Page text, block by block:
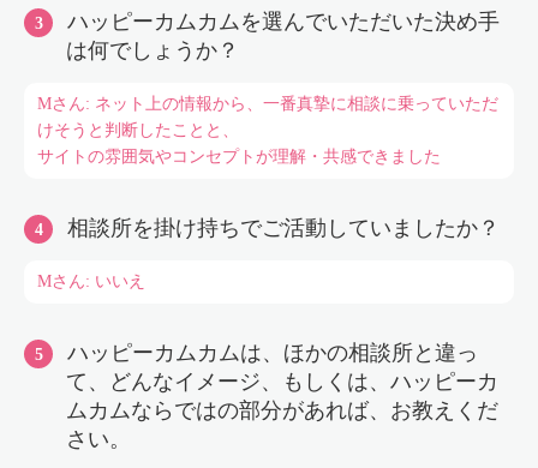
ハッピーカムカムを選んでいただいた決め手
は何でしょうか？
Mさん: ネット上の情報から、一番真摯に相談に乗っていただ
けそうと判断したことと、
サイトの雰囲気やコンセプトが理解・共感できました
相談所を掛け持ちでご活動していましたか？
Mさん: いいえ
ハッピーカムカムは、ほかの相談所と違っ
て、どんなイメージ、もしくは、ハッピーカ
ムカムならではの部分があれば、お教えくだ
さい。